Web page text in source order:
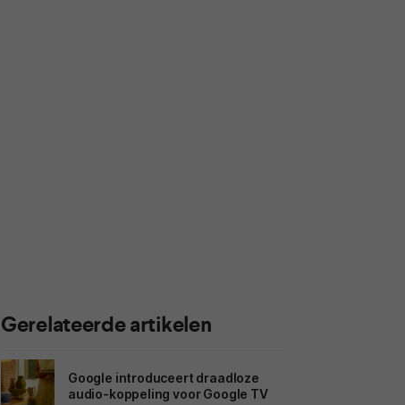
Gerelateerde artikelen
Google introduceert draadloze
audio-koppeling voor Google TV